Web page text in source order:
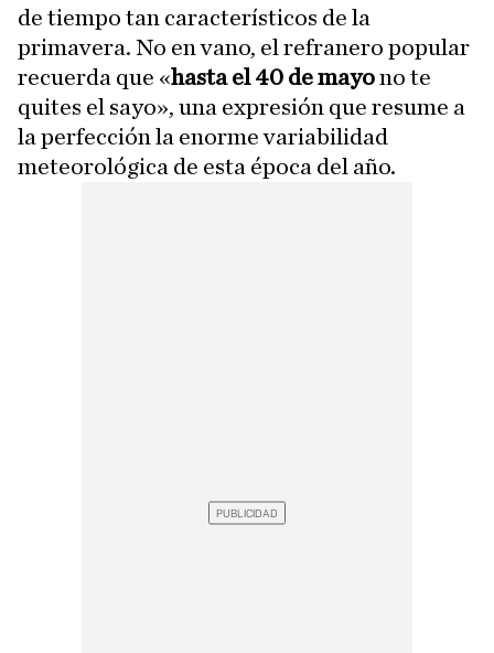
de tiempo tan característicos de la
primavera. No en vano, el refranero popular
recuerda que «hasta el 40 de mayono te
quites el sayo», una expresión que resume a
la perfección la enorme variabilidad
meteorológica de esta época del año.